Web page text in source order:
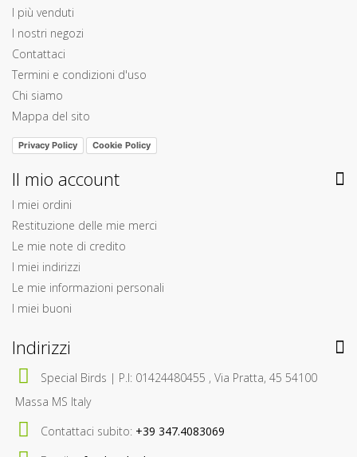
I più venduti
I nostri negozi
Contattaci
Termini e condizioni d'uso
Chi siamo
Mappa del sito
Privacy Policy Cookie Policy
Il mio account
I miei ordini
Restituzione delle mie merci
Le mie note di credito
I miei indirizzi
Le mie informazioni personali
I miei buoni
Indirizzi
Special Birds | P.I: 01424480455 , Via Pratta, 45 54100
Massa MS Italy
Contattaci subito: +39 347.4083069